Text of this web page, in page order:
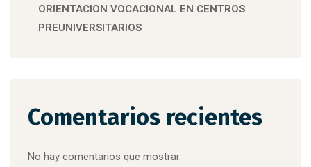
ORIENTACION VOCACIONAL EN CENTROS
PREUNIVERSITARIOS
Comentarios recientes
No hay comentarios que mostrar.